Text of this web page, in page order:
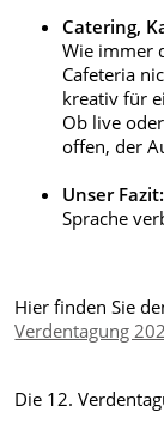
Catering,
Wie immer
Cafeteria
kreativ für
Ob live
offen, der
Unser Fazit:
Sprache
Hier finden Sie
Verdentagung
Die 12.